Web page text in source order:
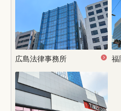
広島法律事務所 福